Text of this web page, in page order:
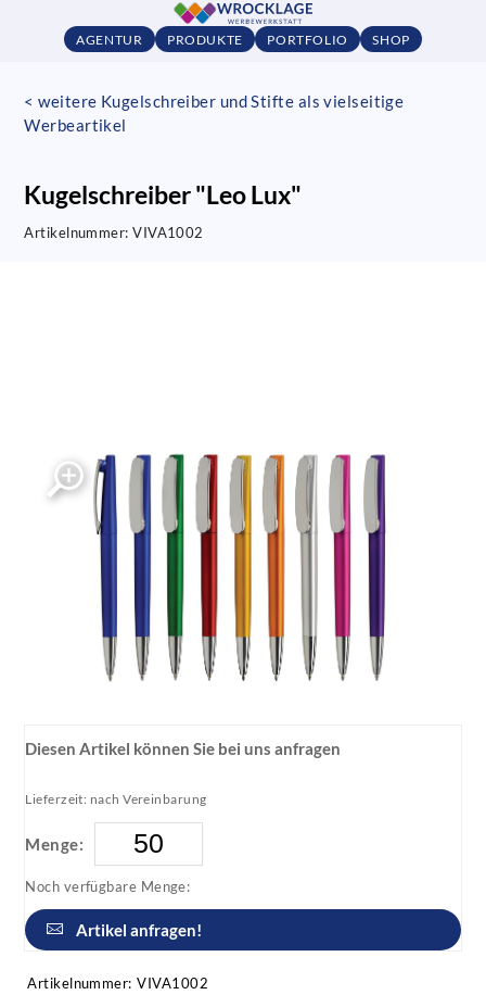
AGENTUR PRODUKTE PORTFOLIO SHOP
< weitere Kugelschreiber und Stifte als vielseitige
Werbeartikel
Kugelschreiber "Leo Lux"
Artikelnummer:VIVA1002
Diesen Artikel können Sie bei uns anfragen
Lieferzeit: nach Vereinbarung
Menge:
Noch verfügbare Menge:
Artikel anfragen!
Artikelnummer: VIVA1002